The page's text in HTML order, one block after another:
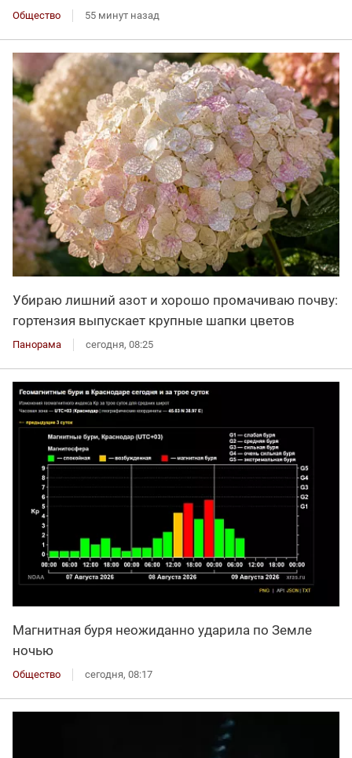
Общество 55 минут назад
Убираю лишний азот и хорошо промачиваю почву:
гортензия выпускает крупные шапки цветов
Панорама сегодня, 08:25
Магнитная буря неожиданно ударила по Земле
ночью
Общество сегодня, 08:17